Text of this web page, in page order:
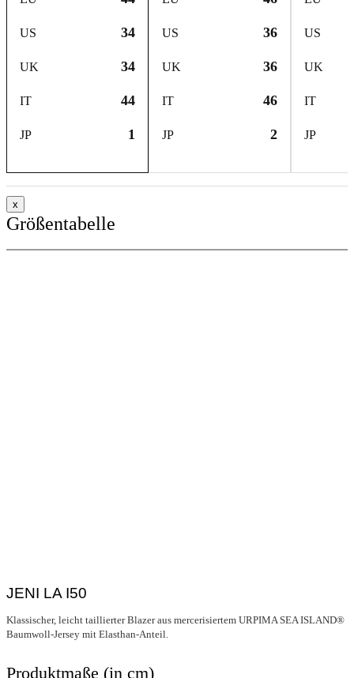
US 34
UK 34
IT 44
JP 1
US 36
UK 36
IT 46
JP 2
US
UK
IT
JP
x
Größentabelle
JENI LA I50
Klassischer, leicht taillierter Blazer aus mercerisiertem URPIMA SEA ISLAND®
Baumwoll-Jersey mit Elasthan-Anteil.
Produktmaße (in cm)